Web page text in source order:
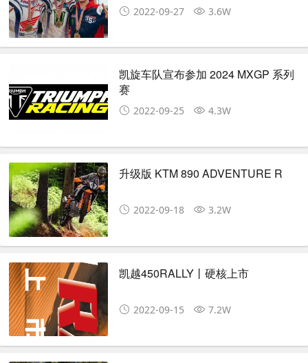
2022-09-27 3.6W
凯旋车队宣布参加 2024 MXGP 系列
赛
2022-09-25 4.3W
升级版 KTM 890 ADVENTURE R
2022-09-18 3.2W
凯越450RALLY丨硬核上市
2022-09-15 7.2W